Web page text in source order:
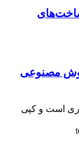
هوش مصنوعی
است و کپی